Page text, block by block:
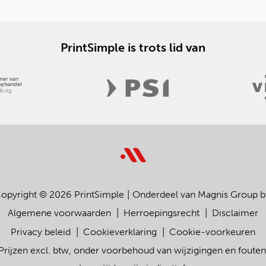
PrintSimple is trots lid van
© 2026 PrintSimple
Onderdeel van Magnis Group
Algemene voorwaarden
Herroepingsrecht
Disclaimer
Privacy beleid
Cookieverklaring
Cookie-voorkeuren
excl. btw, onder voorbehoud van wijzigingen en